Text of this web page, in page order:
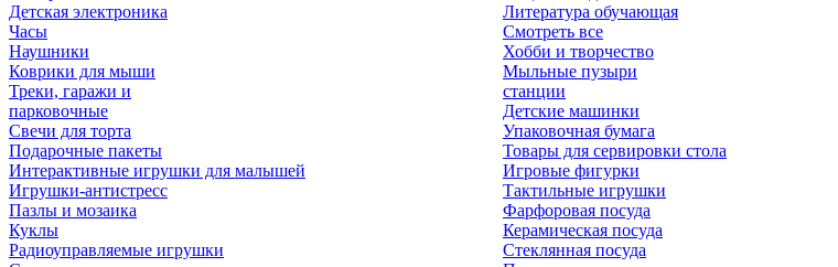
Детская электроника
Часы
Наушники
Коврики для мыши
Литература обучающая
Смотреть все
Хобби и творчество
Мыльные пузыри
Треки, гаражи и
парковочные
станции
Детские машинки
Свечи для торта
Подарочные пакеты
Упаковочная бумага
Товары для сервировки стола
Интерактивные игрушки для малышей
Игрушки-антистресс
Игровые фигурки
Тактильные игрушки
Пазлы и мозаика
Куклы
Радиоуправляемые игрушки
Фарфоровая посуда
Керамическая посуда
Стеклянная посуда